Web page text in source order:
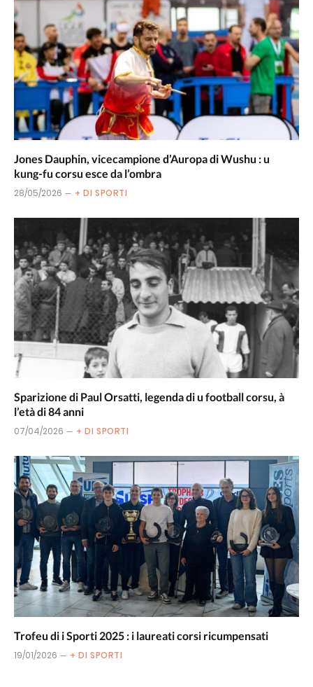
Jones Dauphin, vicecampione d’Auropa di Wushu : u
kung-fu corsu esce da l’ombra
28/05/2026 + DI SPORTI
Sparizione di Paul Orsatti, legenda di u football corsu, à
l’età di 84 anni
07/04/2026 + DI SPORTI
Trofeu di i Sporti 2025 : i laureati corsi ricumpensati
19/01/2026 + DI SPORTI